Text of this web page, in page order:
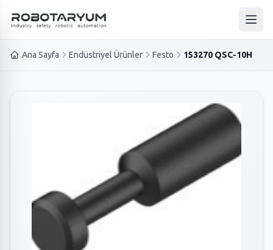
Ana içeriğe geç
Ana
Ana Sayfa Endüstriyel Ürünler Festo 153270 QSC-10H